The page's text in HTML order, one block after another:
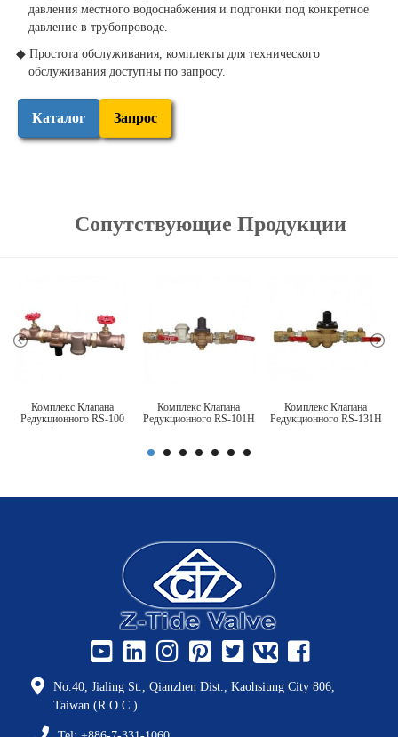
давления местного водоснабжения и подгонки под конкретное
давление в трубопроводе.
◆ Простота обслуживания, комплекты для технического
обслуживания доступны по запросу.
Каталог Запрос
Сопутствующие Продукции
Комплекс Клапана
Редукционного RS-100
Комплекс Клапана
Редукционного RS-101H
Комплекс Клапана
Редукционного RS-131H
No.40, Jialing St., Qianzhen Dist., Kaohsiung City 806,
Taiwan (R.O.C.)